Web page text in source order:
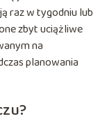
raz w tygodniu lub
zbyt uciążliwe
na
planowania